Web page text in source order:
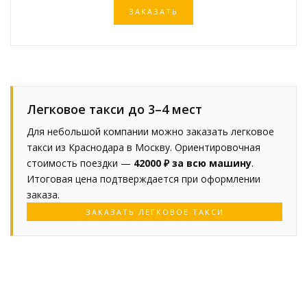
ЗАКАЗАТЬ
Легковое такси до 3–4 мест
Для небольшой компании можно заказать легковое
такси из Краснодара в Москву. Ориентировочная
стоимость поездки — 42000 ₽ за всю машину.
Итоговая цена подтверждается при оформлении
заказа.
ЗАКАЗАТЬ ЛЕГКОВОЕ ТАКСИ